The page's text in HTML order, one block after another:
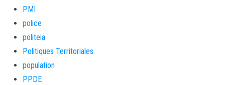
PMI
police
politeia
Politiques Territoriales
population
PPDE